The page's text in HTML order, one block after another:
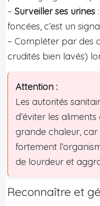
– Surveiller ses urines
foncées, c’est un
– Compléter par des
crudités bien lavés)
Attention :
Les autorités
d’éviter les
grande chaleur, car
fortement
de lourdeur et
Reconnaître et